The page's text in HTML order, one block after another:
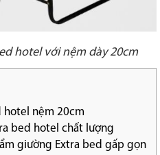
hotel với nệm dày 20cm
hotel nệm 20cm
bed hotel chất lượng
giường Extra bed gấp gọn